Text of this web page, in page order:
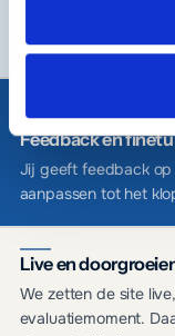
bouwen we de site,
omgeving.
Feedback en
Jij geeft feedback
aanpassen tot het
Live en
We zetten de site
evaluatiemoment.